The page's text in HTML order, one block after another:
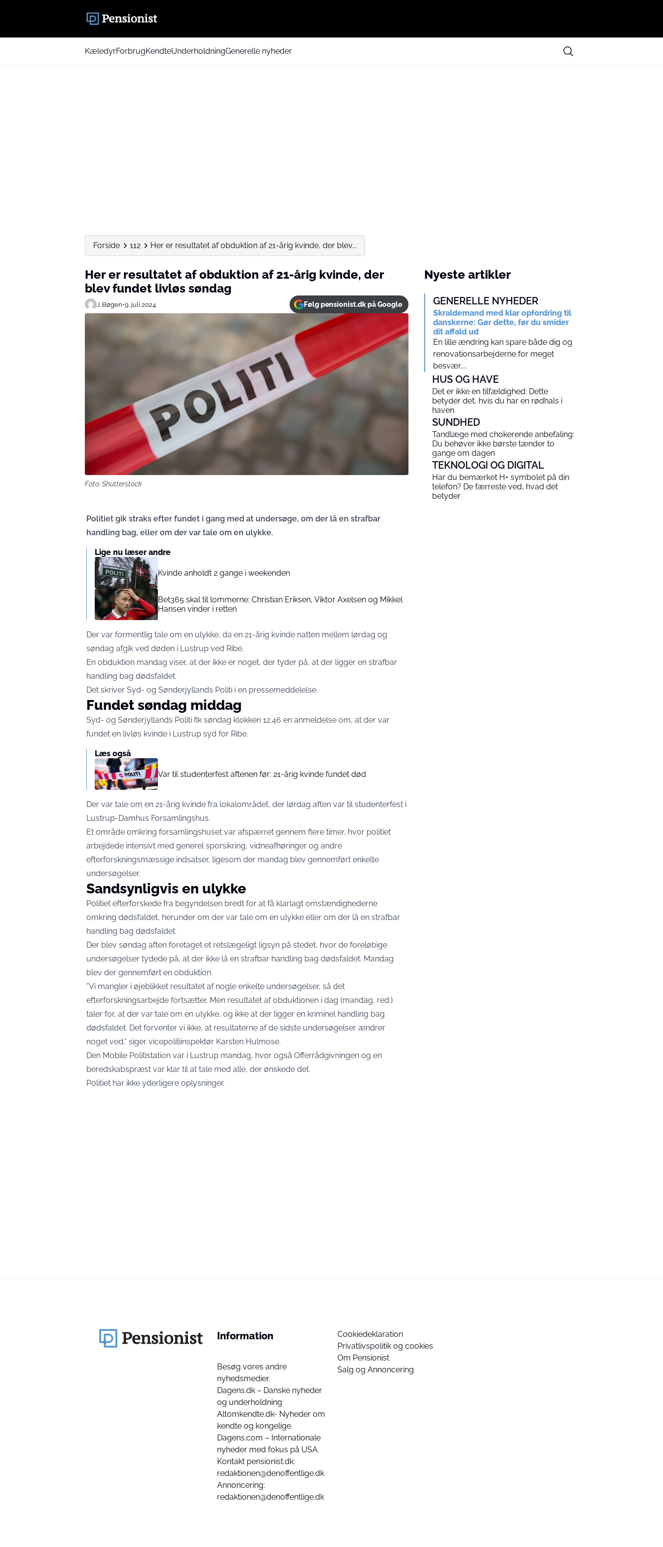
KæledyrForbrugKendteUnderholdningGenerelle nyheder
Forside 112 Her er resultatet af obduktion af 21-årig kvinde, der blev...
Her er resultatet af obduktion af 21-årig kvinde, der
blev fundet livløs søndag
J. Bøgen•9. juli 2024 Følg pensionist.dk på Google
Foto: Shutterstock
Politiet gik straks efter fundet i gang med at undersøge, om der lå en strafbar
handling bag, eller om der var tale om en ulykke.
Lige nu læser andre
Kvinde anholdt 2 gange i weekenden
Bet365 skal til lommerne: Christian Eriksen, Viktor Axelsen og Mikkel
Hansen vinder i retten
Der var formentlig tale om en ulykke, da en 21-årig kvinde natten mellem lørdag og
søndag afgik ved døden i Lustrup ved Ribe.
En obduktion mandag viser, at der ikke er noget, der tyder på, at der ligger en strafbar
handling bag dødsfaldet.
Det skriver Syd- og Sønderjyllands Politi i en pressemeddelelse.
Fundet søndag middag
Syd- og Sønderjyllands Politi fik søndag klokken 12.46 en anmeldelse om, at der var
fundet en livløs kvinde i Lustrup syd for Ribe.
Læs også
Var til studenterfest aftenen før: 21-årig kvinde fundet død
Der var tale om en 21-årig kvinde fra lokalområdet, der lørdag aften var til studenterfest i
Lustrup-Damhus Forsamlingshus.
Et område omkring forsamlingshuset var afspærret gennem flere timer, hvor politiet
arbejdede intensivt med generel sporsikring, vidneafhøringer og andre
efterforskningsmæssige indsatser, ligesom der mandag blev gennemført enkelte
undersøgelser.
Sandsynligvis en ulykke
Politiet efterforskede fra begyndelsen bredt for at få klarlagt omstændighederne
omkring dødsfaldet, herunder om der var tale om en ulykke eller om der lå en strafbar
handling bag dødsfaldet.
Der blev søndag aften foretaget et retslægeligt ligsyn på stedet, hvor de foreløbige
undersøgelser tydede på, at der ikke lå en strafbar handling bag dødsfaldet. Mandag
blev der gennemført en obduktion.
”Vi mangler i øjeblikket resultatet af nogle enkelte undersøgelser, så det
efterforskningsarbejde fortsætter. Men resultatet af obduktionen i dag (mandag, red.)
taler for, at der var tale om en ulykke, og ikke at der ligger en kriminel handling bag
dødsfaldet. Det forventer vi ikke, at resultaterne af de sidste undersøgelser ændrer
noget ved,” siger vicepolitiinspektør Karsten Hulmose.
Den Mobile Politistation var i Lustrup mandag, hvor også Offerrådgivningen og en
beredskabspræst var klar til at tale med alle, der ønskede det.
Politiet har ikke yderligere oplysninger.
Nyeste artikler
GENERELLE NYHEDER
Skraldemand med klar opfordring til
danskerne: Gør dette, før du smider
dit affald ud
En lille ændring kan spare både dig og
renovationsarbejderne for meget
besvær....
HUS OG HAVE
Det er ikke en tilfældighed: Dette
betyder det, hvis du har en rødhals i
haven
SUNDHED
Tandlæge med chokerende anbefaling:
Du behøver ikke børste tænder to
gange om dagen
TEKNOLOGI OG DIGITAL
Har du bemærket H+ symbolet på din
telefon? De færreste ved, hvad det
betyder
Information
Besøg vores andre
nyhedsmedier.
Dagens.dk – Danske nyheder
og underholdning
Altomkendte.dk- Nyheder om
kendte og kongelige.
Dagens.com – Internationale
nyheder med fokus på USA.
Kontakt pensionist.dk:
redaktionen@denoffentlige.dk
Annoncering:
redaktionen@denoffentlige.dk
Cookiedeklaration
Privatlivspolitik og cookies
Om Pensionist
Salg og Annoncering